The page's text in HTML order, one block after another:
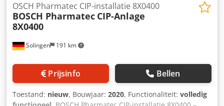
Solingen 191 km
OSCH Pharmatec CIP-installatie 8X0400
BOSCH Pharmatec CIP-Anlage
8X0400
Prijsinfo Bellen
Toestand: nieuw, Bouwjaar: 2020, Functionaliteit: volledig